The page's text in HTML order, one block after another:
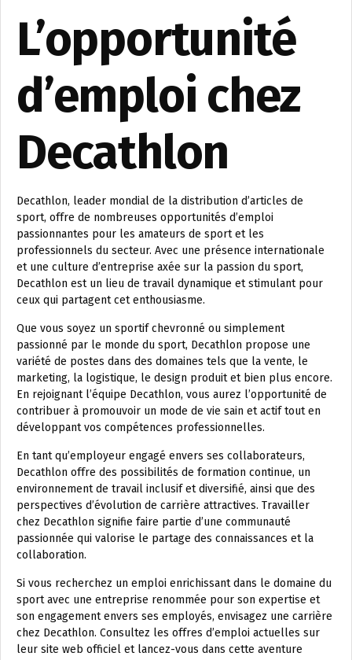
L’opportunité
d’emploi chez
Decathlon
Decathlon, leader mondial de la distribution d’articles de
sport, offre de nombreuses opportunités d’emploi
passionnantes pour les amateurs de sport et les
professionnels du secteur. Avec une présence internationale
et une culture d’entreprise axée sur la passion du sport,
Decathlon est un lieu de travail dynamique et stimulant pour
ceux qui partagent cet enthousiasme.
Que vous soyez un sportif chevronné ou simplement
passionné par le monde du sport, Decathlon propose une
variété de postes dans des domaines tels que la vente, le
marketing, la logistique, le design produit et bien plus encore.
En rejoignant l’équipe Decathlon, vous aurez l’opportunité de
contribuer à promouvoir un mode de vie sain et actif tout en
développant vos compétences professionnelles.
En tant qu’employeur engagé envers ses collaborateurs,
Decathlon offre des possibilités de formation continue, un
environnement de travail inclusif et diversifié, ainsi que des
perspectives d’évolution de carrière attractives. Travailler
chez Decathlon signifie faire partie d’une communauté
passionnée qui valorise le partage des connaissances et la
collaboration.
Si vous recherchez un emploi enrichissant dans le domaine du
sport avec une entreprise renommée pour son expertise et
son engagement envers ses employés, envisagez une carrière
chez Decathlon. Consultez les offres d’emploi actuelles sur
leur site web officiel et lancez-vous dans cette aventure